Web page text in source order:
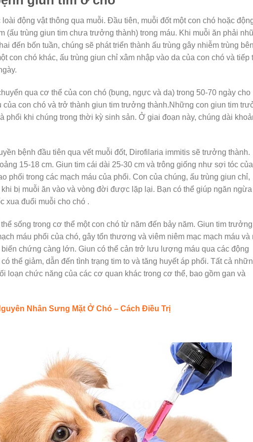
động vật thông qua muỗi. Đầu tiên, muỗi đốt một con chó hoặc
(ấu trùng giun tim chưa trưởng thành) trong máu. Khi muỗi ăn phải
đến bốn tuần, chúng sẽ phát triển thành ấu trùng gây nhiễm trùng bên
con chó khác, ấu trùng giun chỉ xâm nhập vào da của con chó và tiếp
qua cơ thể của con chó (bụng, ngực và da) trong 50-70 ngày cho
của con chó và trở thành giun tim trưởng thành.Những con giun tim
phổi khi chúng trong thời kỳ sinh sản. Ở giai đoạn này, chúng dài
bệnh đầu tiên qua vết muỗi đốt, Dirofilaria immitis sẽ trưởng thành.
15-18 cm. Giun tim cái dài 25-30 cm và trông giống như sợi tóc của
phối trong các mạch máu của phổi. Con của chúng, ấu trùng giun chỉ,
bị muỗi ăn vào và vòng đời được lặp lại. Bạn có thể giúp ngăn ngừa
xua đuổi muỗi cho chó .
sống trong cơ thể một con chó từ năm đến bảy năm. Giun tim trưởng
máu phổi của chó, gây tổn thương và viêm niêm mạc mạch máu và
chứng càng lớn. Giun có thể cản trở lưu lượng máu qua các động
thể giảm, dẫn đến tình trạng tim to và tăng huyết áp phổi. Tất cả
loạn chức năng của các cơ quan khác trong cơ thể, bao gồm gan và
Nhân Sưng Mặt Ở Chó – Cách Điều Trị